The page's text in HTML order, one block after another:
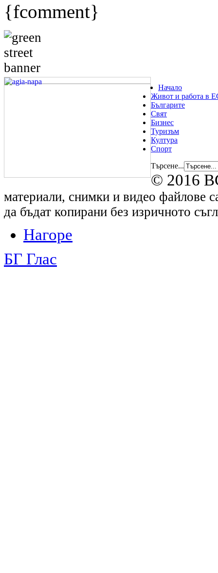
{fcomment}
Начало
Живот и работа в
Българите
Свят
Бизнес
Туризъм
Култура
Спорт
Търсене...
© 2016
материали, снимки и видео файлове
да бъдат копирани без изричното
Нагоре
БГ Глас